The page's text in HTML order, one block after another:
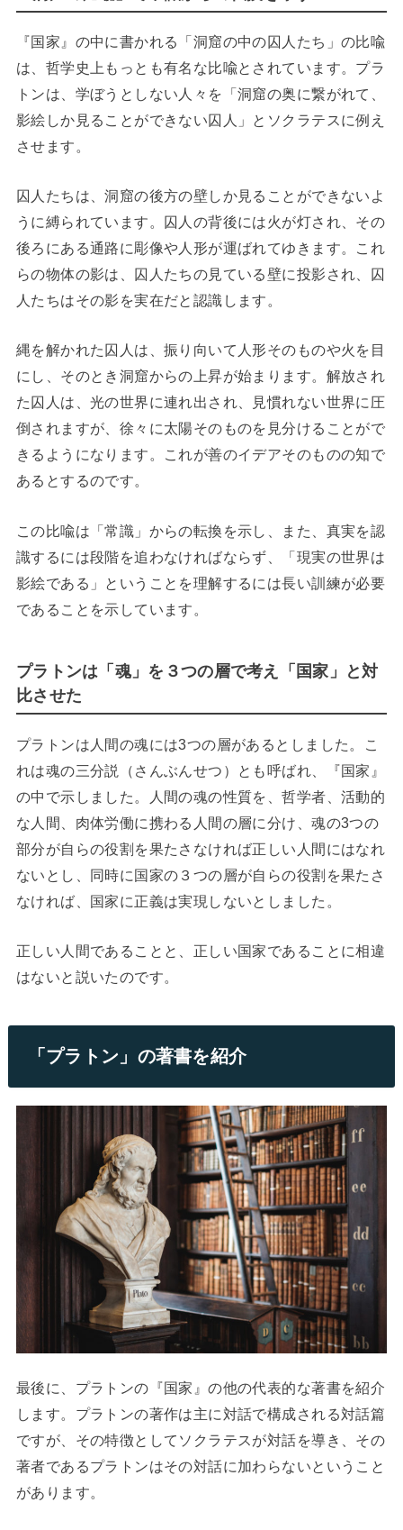
『国家』の中に書かれる「洞窟の中の囚人たち」の比喩
は、哲学史上もっとも有名な比喩とされています。プラ
トンは、学ぼうとしない人々を「洞窟の奥に繋がれて、
影絵しか見ることができない囚人」とソクラテスに例え
させます。
囚人たちは、洞窟の後方の壁しか見ることができないよ
うに縛られています。囚人の背後には火が灯され、その
後ろにある通路に彫像や人形が運ばれてゆきます。これ
らの物体の影は、囚人たちの見ている壁に投影され、囚
人たちはその影を実在だと認識します。
縄を解かれた囚人は、振り向いて人形そのものや火を目
にし、そのとき洞窟からの上昇が始まります。解放され
た囚人は、光の世界に連れ出され、見慣れない世界に圧
倒されますが、徐々に太陽そのものを見分けることがで
きるようになります。これが善のイデアそのものの知で
あるとするのです。
この比喩は「常識」からの転換を示し、また、真実を認
識するには段階を追わなければならず、「現実の世界は
影絵である」ということを理解するには長い訓練が必要
であることを示しています。
プラトンは「魂」を３つの層で考え「国家」と対
比させた
プラトンは人間の魂には3つの層があるとしました。こ
れは魂の三分説（さんぶんせつ）とも呼ばれ、『国家』
の中で示しました。人間の魂の性質を、哲学者、活動的
な人間、肉体労働に携わる人間の層に分け、魂の3つの
部分が自らの役割を果たさなければ正しい人間にはなれ
ないとし、同時に国家の３つの層が自らの役割を果たさ
なければ、国家に正義は実現しないとしました。
正しい人間であることと、正しい国家であることに相違
はないと説いたのです。
「プラトン」の著書を紹介
最後に、プラトンの『国家』の他の代表的な著書を紹介
します。プラトンの著作は主に対話で構成される対話篇
ですが、その特徴としてソクラテスが対話を導き、その
著者であるプラトンはその対話に加わらないということ
があります。